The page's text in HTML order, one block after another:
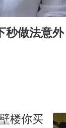
秒做法意外
楼你买